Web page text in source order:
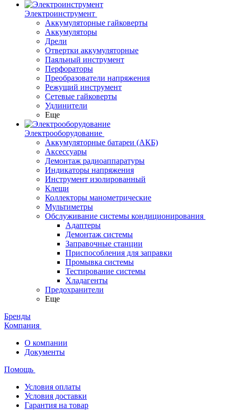
Электроинструмент
Аккумуляторные гайковерты
Аккумуляторы
Дрели
Отвертки аккумуляторные
Паяльный инструмент
Перфораторы
Преобразователи напряжения
Режущий инструмент
Сетевые гайковерты
Удлинители
Еще
Электрооборудование
Аккумуляторные батареи (АКБ)
Аксессуары
Демонтаж радиоаппаратуры
Индикаторы напряжения
Инструмент изолированный
Клещи
Коллекторы манометрические
Мультиметры
Обслуживание системы кондиционирования
Адаптеры
Демонтаж системы
Заправочные станции
Приспособления для заправки
Промывка системы
Тестирование системы
Хладагенты
Предохранители
Еще
Бренды
Компания
О компании
Документы
Помощь
Условия оплаты
Условия доставки
Гарантия на товар